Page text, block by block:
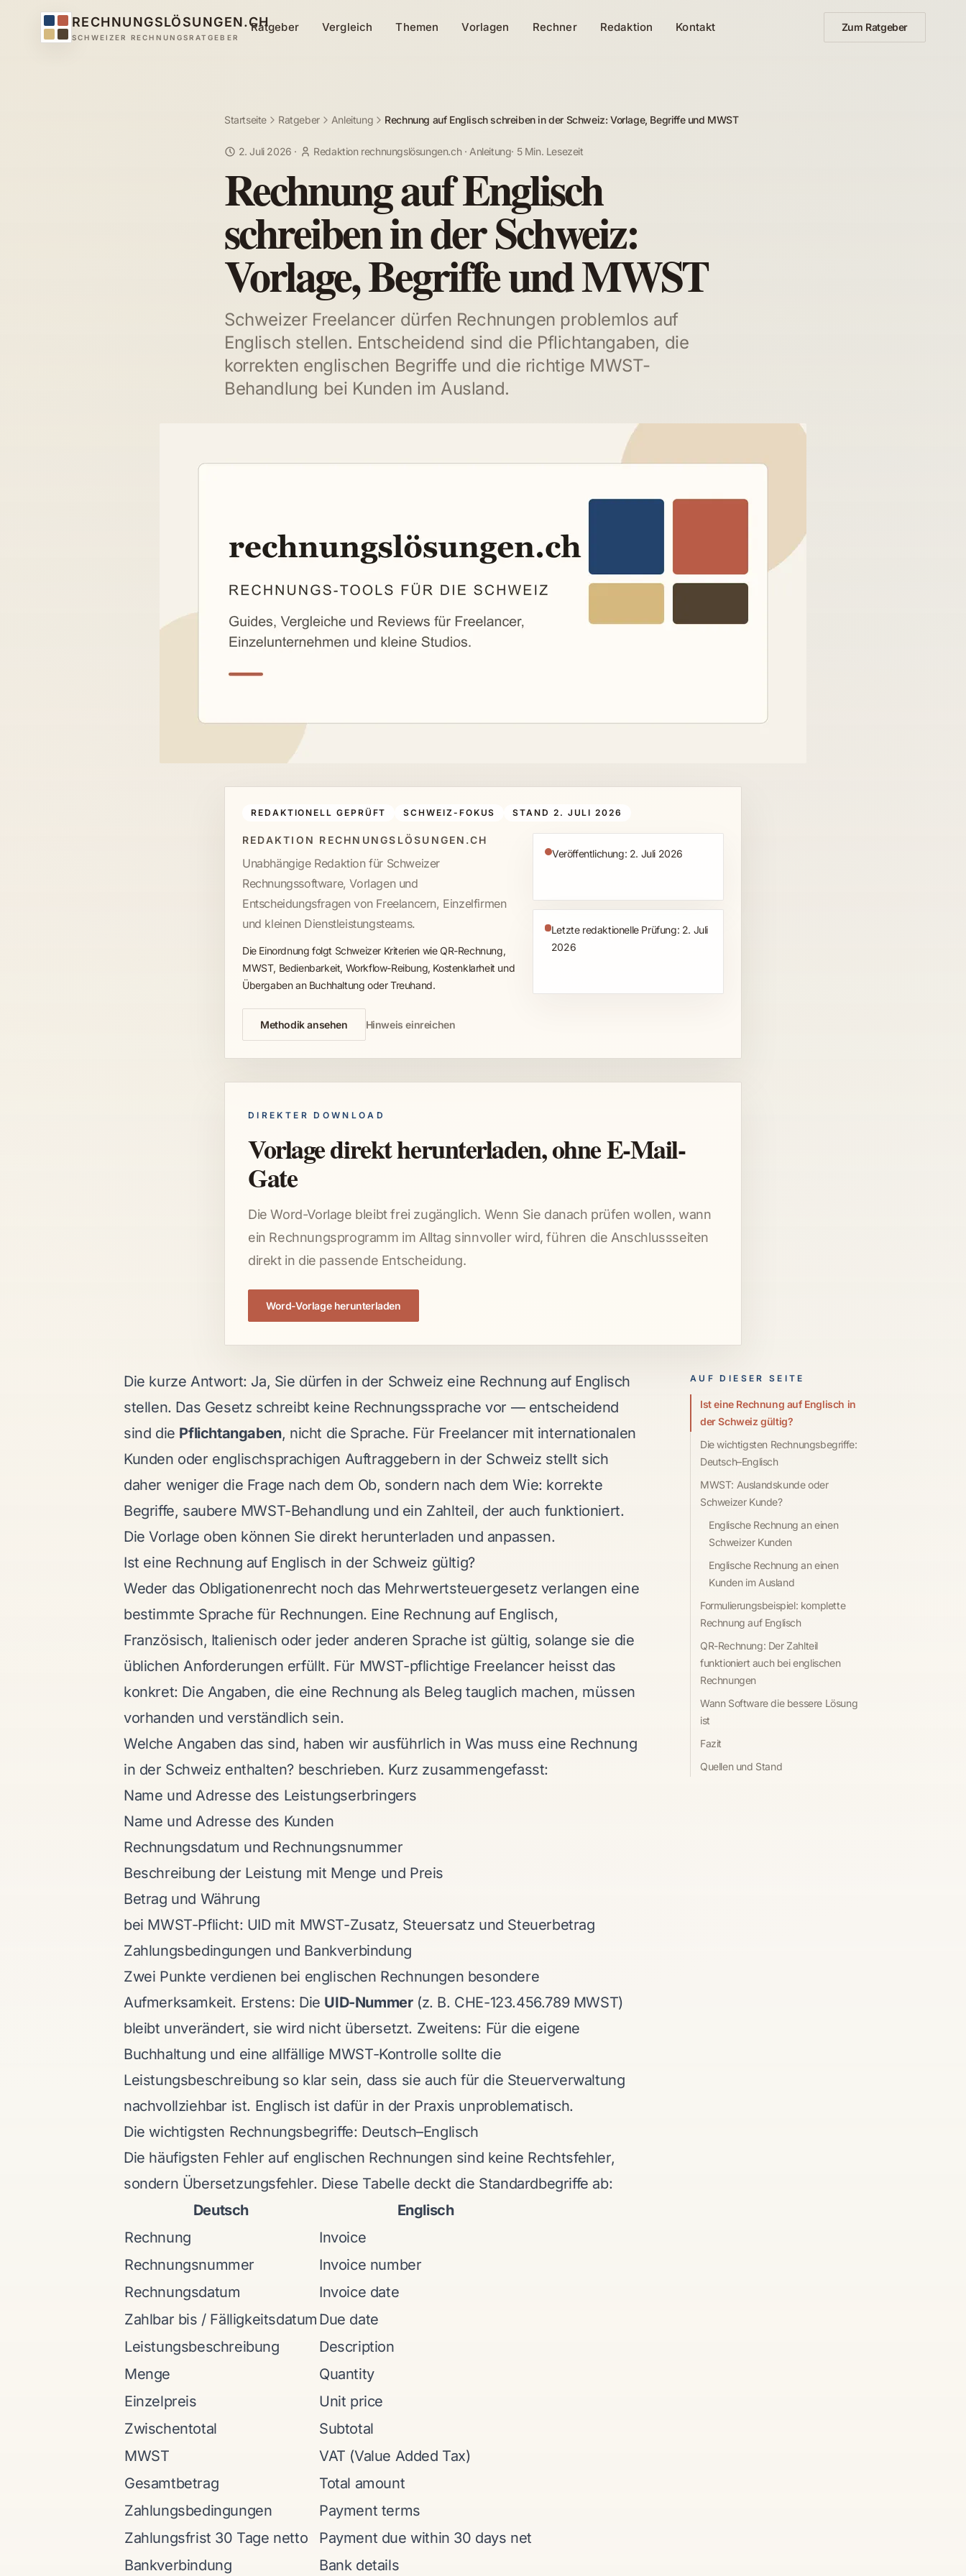
RECHNUNGSLÖSUNGEN.CH
SCHWEIZER RECHNUNGSRATGEBER
Ratgeber Vergleich Themen Vorlagen Rechner Redaktion Kontakt Zum Ratgeber
Startseite Ratgeber Anleitung Rechnung auf Englisch schreiben in der Schweiz: Vorlage, Begriffe und MWST
2. Juli 2026 · Redaktion rechnungslösungen.ch· Anleitung· 5 Min. Lesezeit
Rechnung auf Englisch
schreiben in der Schweiz:
Vorlage, Begriffe und MWST
Schweizer Freelancer dürfen Rechnungen problemlos auf
Englisch stellen. Entscheidend sind die Pflichtangaben, die
korrekten englischen Begriffe und die richtige MWST-
Behandlung bei Kunden im Ausland.
REDAKTIONELL GEPRÜFT SCHWEIZ-FOKUS STAND 2. JULI 2026
REDAKTION RECHNUNGSLÖSUNGEN.CH
Unabhängige Redaktion für Schweizer
Rechnungssoftware, Vorlagen und
Entscheidungsfragen von Freelancern, Einzelfirmen
und kleinen Dienstleistungsteams.
Die Einordnung folgt Schweizer Kriterien wie QR-Rechnung,
MWST, Bedienbarkeit, Workflow-Reibung, Kostenklarheit und
Übergaben an Buchhaltung oder Treuhand.
Veröffentlichung: 2. Juli 2026
Letzte redaktionelle Prüfung: 2. Juli
2026
Methodik ansehen Hinweis einreichen
DIREKTER DOWNLOAD
Vorlage direkt herunterladen, ohne E-Mail-
Gate
Die Word-Vorlage bleibt frei zugänglich. Wenn Sie danach prüfen wollen, wann
ein Rechnungsprogramm im Alltag sinnvoller wird, führen die Anschlussseiten
direkt in die passende Entscheidung.
Word-Vorlage herunterladen
Die kurze Antwort: Ja, Sie dürfen in der Schweiz eine Rechnung auf Englisch
stellen. Das Gesetz schreibt keine Rechnungssprache vor — entscheidend
sind die Pflichtangaben, nicht die Sprache. Für Freelancer mit internationalen
Kunden oder englischsprachigen Auftraggebern in der Schweiz stellt sich
daher weniger die Frage nach dem Ob, sondern nach dem Wie: korrekte
Begriffe, saubere MWST-Behandlung und ein Zahlteil, der auch funktioniert.
Die Vorlage oben können Sie direkt herunterladen und anpassen.
Ist eine Rechnung auf Englisch in der Schweiz gültig?
Weder das Obligationenrecht noch das Mehrwertsteuergesetz verlangen eine
bestimmte Sprache für Rechnungen. Eine Rechnung auf Englisch,
Französisch, Italienisch oder jeder anderen Sprache ist gültig, solange sie die
üblichen Anforderungen erfüllt. Für MWST-pflichtige Freelancer heisst das
konkret: Die Angaben, die eine Rechnung als Beleg tauglich machen, müssen
vorhanden und verständlich sein.
Welche Angaben das sind, haben wir ausführlich inWas muss eine Rechnung
in der Schweiz enthalten? beschrieben. Kurz zusammengefasst:
Name und Adresse des Leistungserbringers
Name und Adresse des Kunden
Rechnungsdatum und Rechnungsnummer
Beschreibung der Leistung mit Menge und Preis
Betrag und Währung
bei MWST-Pflicht: UID mit MWST-Zusatz, Steuersatz und Steuerbetrag
Zahlungsbedingungen und Bankverbindung
Zwei Punkte verdienen bei englischen Rechnungen besondere
Aufmerksamkeit. Erstens: Die UID-Nummer(z. B. CHE-123.456.789 MWST)
bleibt unverändert, sie wird nicht übersetzt. Zweitens: Für die eigene
Buchhaltung und eine allfällige MWST-Kontrolle sollte die
Leistungsbeschreibung so klar sein, dass sie auch für die Steuerverwaltung
nachvollziehbar ist. Englisch ist dafür in der Praxis unproblematisch.
Die wichtigsten Rechnungsbegriffe: Deutsch–Englisch
Die häufigsten Fehler auf englischen Rechnungen sind keine Rechtsfehler,
sondern Übersetzungsfehler. Diese Tabelle deckt die Standardbegriffe ab:
Deutsch
Englisch
Rechnung
Invoice
Rechnungsnummer
Invoice number
Rechnungsdatum
Invoice date
Zahlbar bis / Fälligkeitsdatum Due date
Leistungsbeschreibung
Description
Menge
Quantity
Einzelpreis
Unit price
Zwischentotal
Subtotal
MWST
VAT (Value Added Tax)
Gesamtbetrag
Total amount
Zahlungsbedingungen
Payment terms
Zahlungsfrist 30 Tage netto
Payment due within 30 days net
Bankverbindung
Bank details
AUF DIESER SEITE
Ist eine Rechnung auf Englisch in
der Schweiz gültig?
Die wichtigsten Rechnungsbegriffe:
Deutsch–Englisch
MWST: Auslandskunde oder
Schweizer Kunde?
Englische Rechnung an einen
Schweizer Kunden
Englische Rechnung an einen
Kunden im Ausland
Formulierungsbeispiel: komplette
Rechnung auf Englisch
QR-Rechnung: Der Zahlteil
funktioniert auch bei englischen
Rechnungen
Wann Software die bessere Lösung
ist
Fazit
Quellen und Stand